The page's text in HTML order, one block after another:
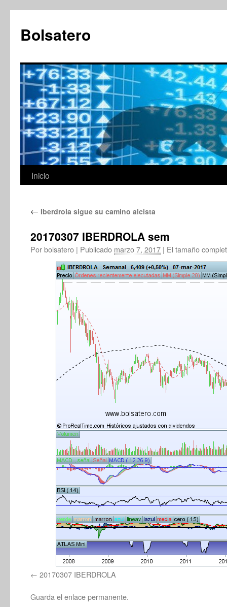
contenido
Bolsatero
Inicio
← Iberdrola sigue su camino alcista
20170307 IBERDROLA sem
Porbolsatero | Publicado marzo 7, 2017 | El tamaño
20170307 IBERDROLA
Guarda el enlace permanente.